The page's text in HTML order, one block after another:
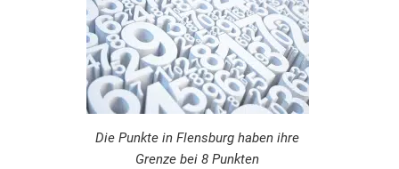
Die Punkte in Flensburg haben ihre
Grenze bei 8 Punkten